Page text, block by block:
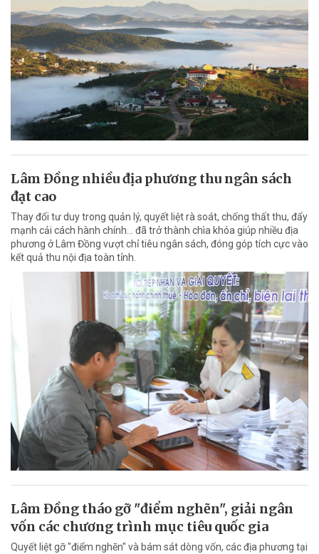
Lâm Đồng nhiều địa phương thu ngân sách
đạt cao
Thay đổi tư duy trong quản lý, quyết liệt rà soát, chống thất thu, đẩy
mạnh cải cách hành chính... đã trở thành chìa khóa giúp nhiều địa
phương ở Lâm Đồng vượt chỉ tiêu ngân sách, đóng góp tích cực vào
kết quả thu nội địa toàn tỉnh.
Lâm Đồng tháo gỡ "điểm nghẽn", giải ngân
vốn các chương trình mục tiêu quốc gia
Quyết liệt gỡ "điểm nghẽn" và bám sát dòng vốn, các địa phương tại